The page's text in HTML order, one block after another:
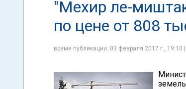
"Мехир ле-
по цене от 808
время публикации: 03 февраля 2017 г.,